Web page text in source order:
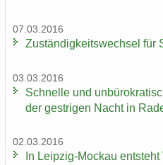
07.03.2016
Zu­stän­dig­keits­wech­sel für
03.03.2016
Schnel­le und
der gest­ri­gen Nacht in
02.03.2016
In Leipzig-​Mockau